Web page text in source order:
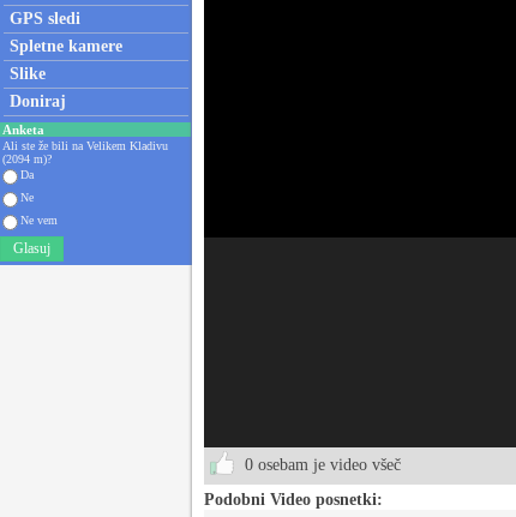
GPS sledi
Spletne kamere
Slike
Doniraj
Anketa
Ali ste že bili na Velikem Kladivu
(2094 m)?
Da
Ne
Ne vem
Glasuj
0 osebam je video všeč
Podobni Video posnetki: